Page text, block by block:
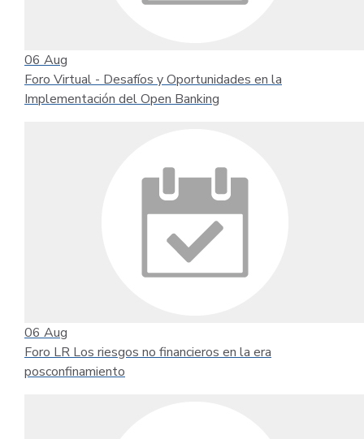
06 Aug
Foro Virtual - Desafíos y Oportunidades en la
Implementación del Open Banking
06 Aug
Foro LR Los riesgos no financieros en la era
posconfinamiento